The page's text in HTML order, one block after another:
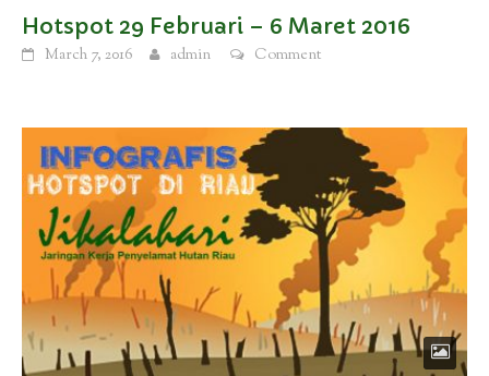
Hotspot 29 Februari – 6 Maret 2016
March 7, 2016 admin Comment